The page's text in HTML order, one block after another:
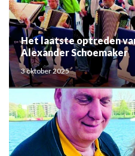
Het laatste optreden
Alexander Schoemaker
3 oktober 2025